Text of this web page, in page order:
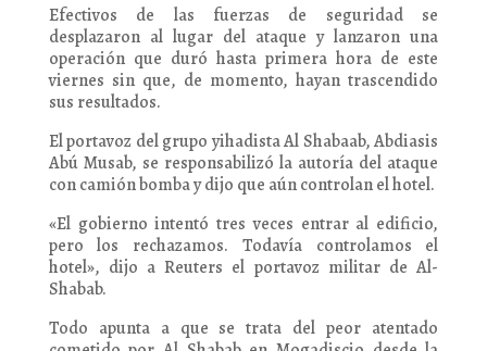
Efectivos de las fuerzas de seguridad se
desplazaron al lugar del ataque y lanzaron una
operación que duró hasta primera hora de este
viernes sin que, de momento, hayan trascendido
sus resultados.
El portavoz del grupo yihadista Al Shabaab, Abdiasis
Abú Musab, se responsabilizó la autoría del ataque
con camión bomba y dijo que aún controlan el hotel.
«El gobierno intentó tres veces entrar al edificio,
pero los rechazamos. Todavía controlamos el
hotel», dijo a Reuters el portavoz militar de Al-
Shabab.
Todo apunta a que se trata del peor atentado